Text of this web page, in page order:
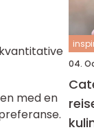
med en
04.